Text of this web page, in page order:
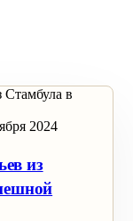
2024
из